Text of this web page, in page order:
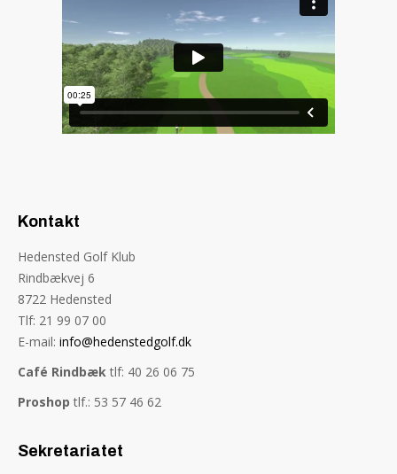
Kontakt
Hedensted Golf Klub
Rindbækvej 6
8722 Hedensted
Tlf: 21 99 07 00
E-mail: info@hedenstedgolf.dk
Café Rindbæk tlf: 40 26 06 75
Proshop tlf.: 53 57 46 62
Sekretariatet